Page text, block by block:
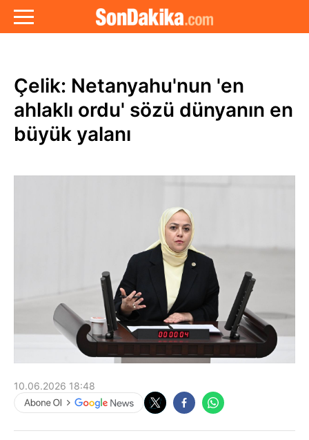
Çelik: Netanyahu'nun 'en
ahlaklı ordu' sözü dünyanın en
büyük yalanı
10.06.2026 18:48